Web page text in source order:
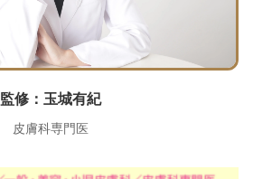
監修：玉城有紀
皮膚科専門医